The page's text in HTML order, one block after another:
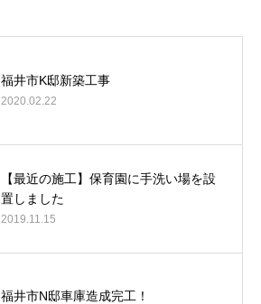
福井市K邸新築工事
2020.02.22
【最近の施工】保育園に手洗い場を設
置しました
2019.11.15
福井市N邸車庫造成完工！